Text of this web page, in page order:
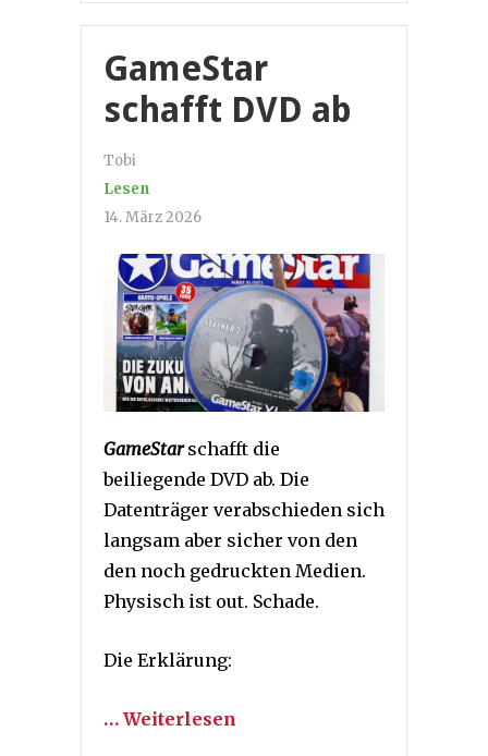
GameStar
schafft DVD ab
Tobi
Lesen
14. März 2026
GameStarschafft die
beiliegende DVD ab. Die
Datenträger verabschieden sich
langsam aber sicher von den
den noch gedruckten Medien.
Physisch ist out. Schade.
Die Erklärung:
… Weiterlesen